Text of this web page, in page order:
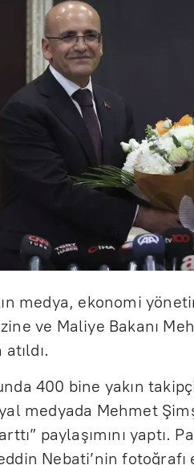
medya, ekonomi
ve Maliye Bakanı
400 bine yakın
medyada Mehmet
paylaşımını yaptı.
Nebati’nin fotoğrafı